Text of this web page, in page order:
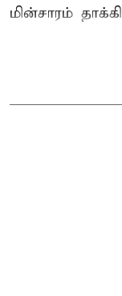
மின்சாரம் தாக்கி